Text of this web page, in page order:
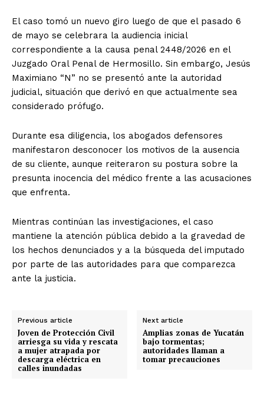
El caso tomó un nuevo giro luego de que el pasado 6
de mayo se celebrara la audiencia inicial
correspondiente a la causa penal 2448/2026 en el
Juzgado Oral Penal de Hermosillo. Sin embargo, Jesús
Maximiano “N” no se presentó ante la autoridad
judicial, situación que derivó en que actualmente sea
considerado prófugo.
Durante esa diligencia, los abogados defensores
manifestaron desconocer los motivos de la ausencia
de su cliente, aunque reiteraron su postura sobre la
presunta inocencia del médico frente a las acusaciones
que enfrenta.
Mientras continúan las investigaciones, el caso
mantiene la atención pública debido a la gravedad de
los hechos denunciados y a la búsqueda del imputado
por parte de las autoridades para que comparezca
ante la justicia.
Previous article
Joven de Protección Civil
arriesga su vida y rescata
a mujer atrapada por
descarga eléctrica en
calles inundadas
Next article
Amplias zonas de Yucatán
bajo tormentas;
autoridades llaman a
tomar precauciones